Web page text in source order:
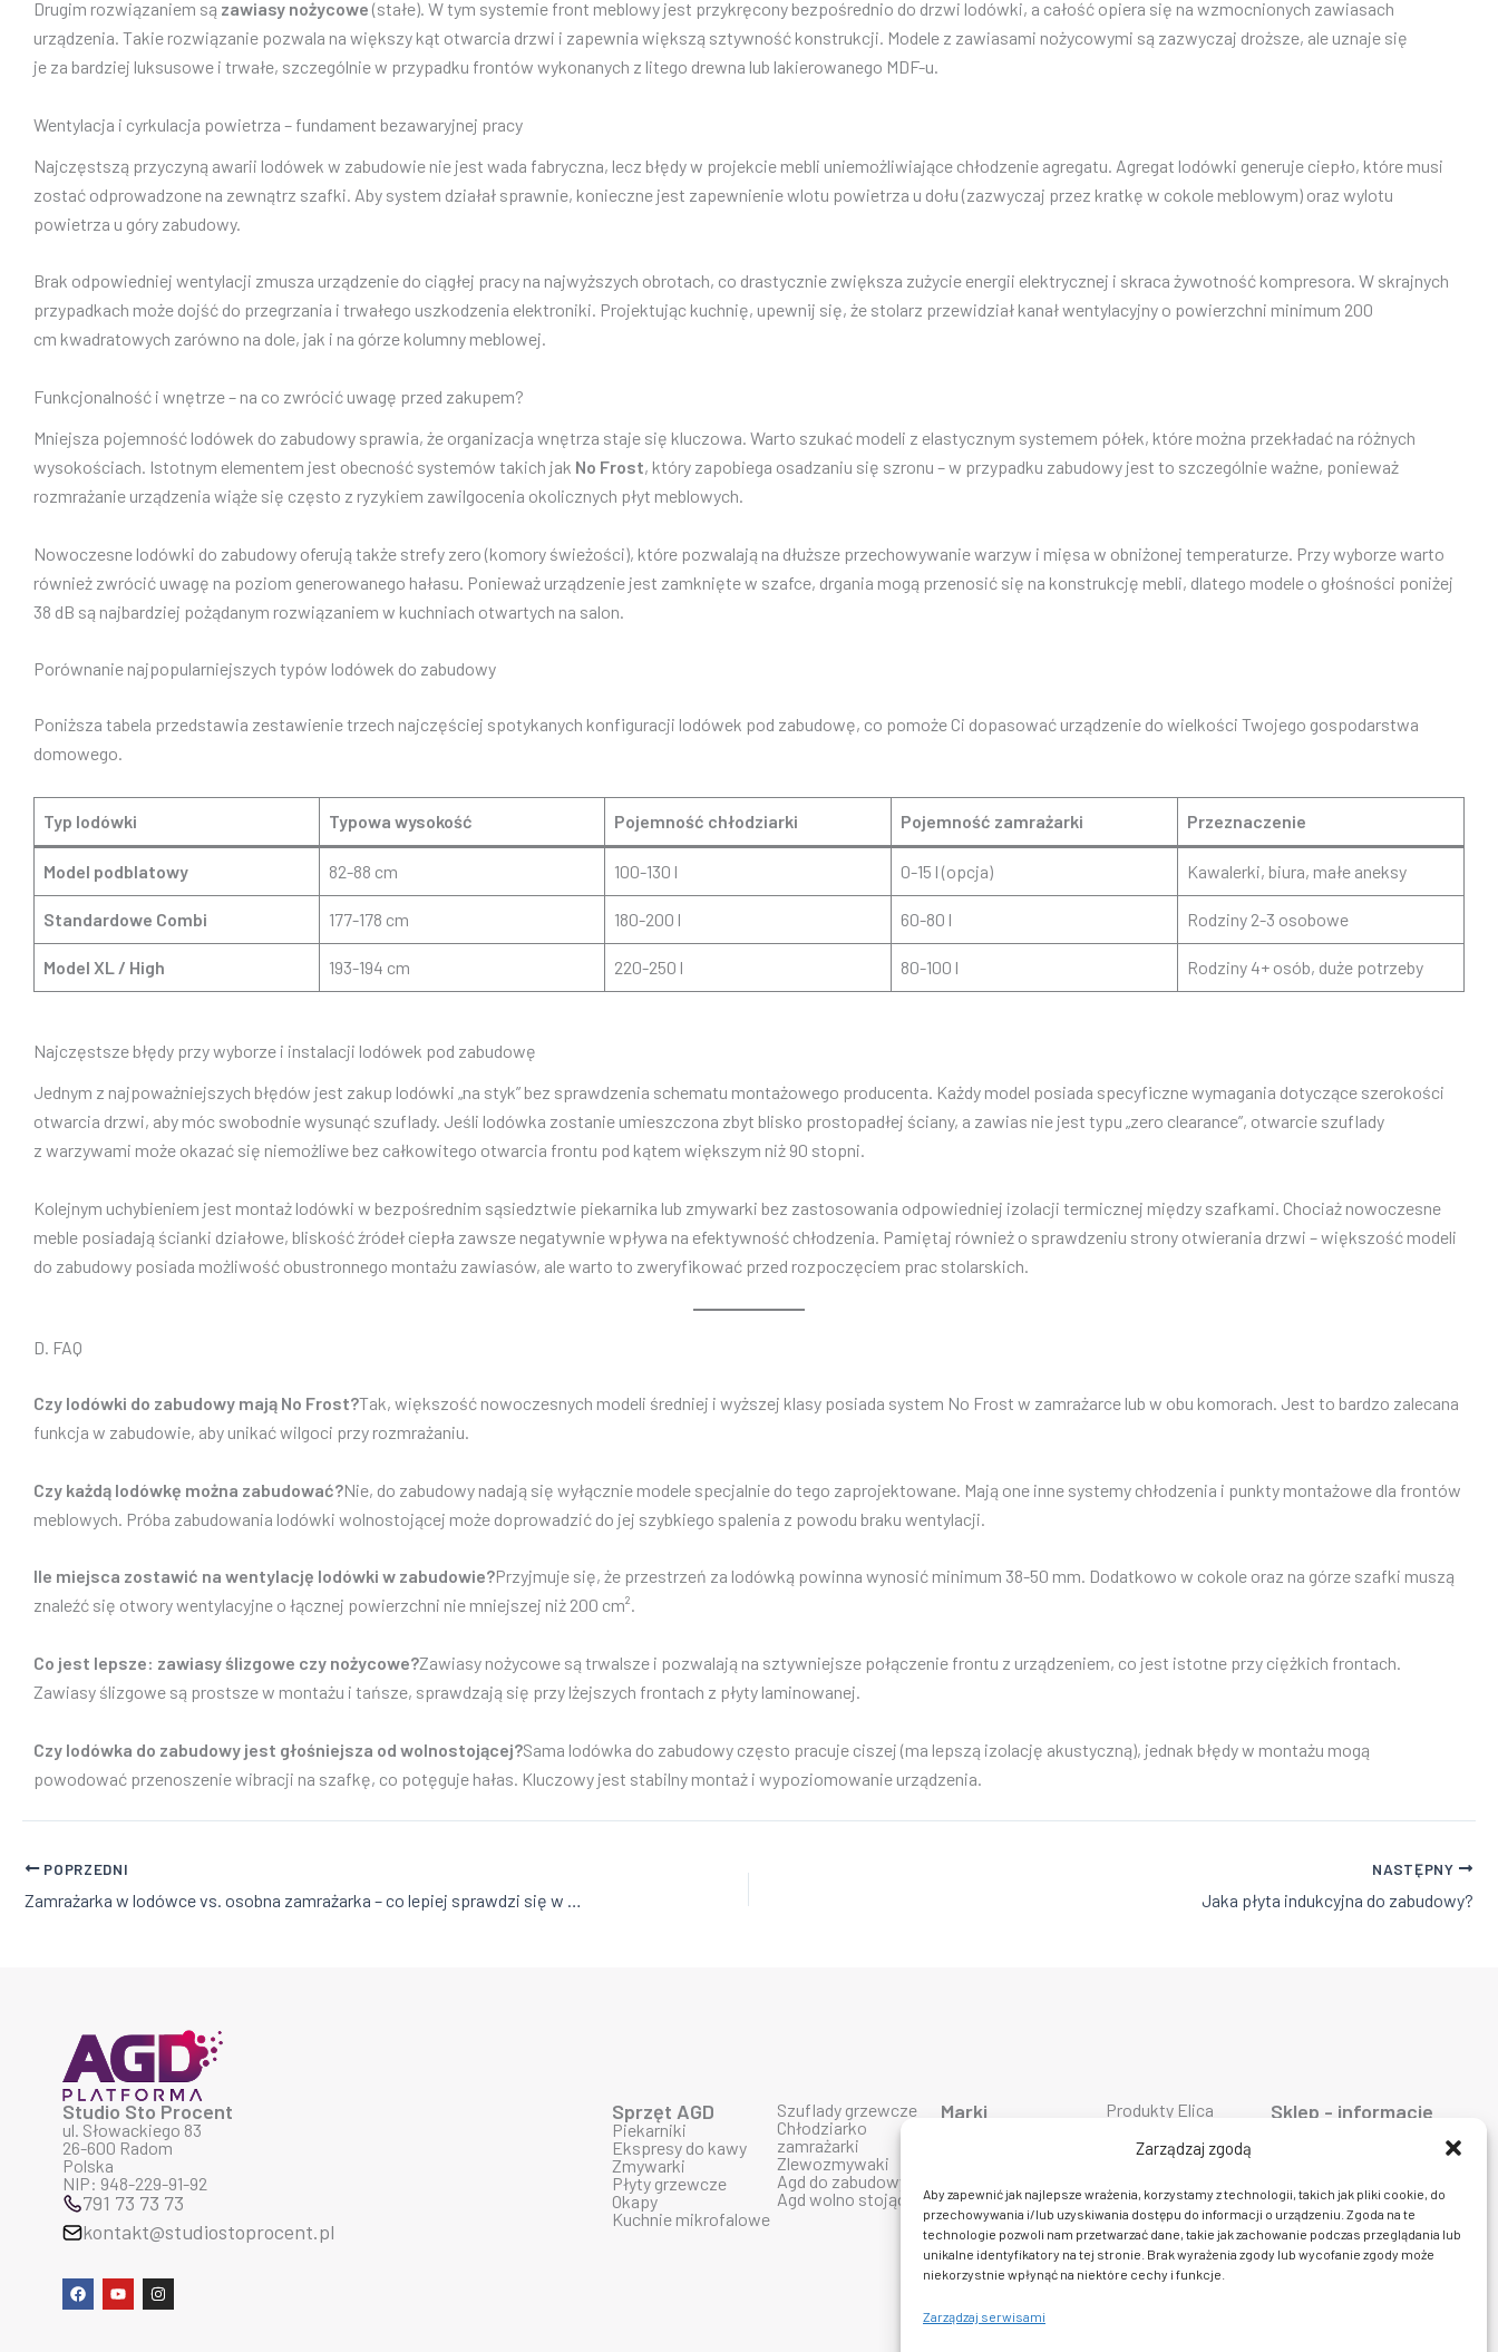
Zarządzaj zgodą
Aby zapewnić jak najlepsze wrażenia, korzystamy z technologii, takich jak pliki cookie, do
przechowywania i/lub uzyskiwania dostępu do informacji o urządzeniu. Zgoda na te
technologie pozwoli nam przetwarzać dane, takie jak zachowanie podczas przeglądania lub
unikalne identyfikatory na tej stronie. Brak wyrażenia zgody lub wycofanie zgody może
niekorzystnie wpłynąć na niektóre cechy i funkcje.
Zarządzaj serwisami
Drugim rozwiązaniem są zawiasy nożycowe (stałe). W tym systemie front meblowy jest przykręcony bezpośrednio do drzwi lodówki, a całość opiera się na wzmocnionych zawiasach
urządzenia. Takie rozwiązanie pozwala na większy kąt otwarcia drzwi i zapewnia większą sztywność konstrukcji. Modele z zawiasami nożycowymi są zazwyczaj droższe, ale uznaje się
je za bardziej luksusowe i trwałe, szczególnie w przypadku frontów wykonanych z litego drewna lub lakierowanego MDF-u.
Wentylacja i cyrkulacja powietrza – fundament bezawaryjnej pracy
Najczęstszą przyczyną awarii lodówek w zabudowie nie jest wada fabryczna, lecz błędy w projekcie mebli uniemożliwiające chłodzenie agregatu. Agregat lodówki generuje ciepło, które musi
zostać odprowadzone na zewnątrz szafki. Aby system działał sprawnie, konieczne jest zapewnienie wlotu powietrza u dołu (zazwyczaj przez kratkę w cokole meblowym) oraz wylotu
powietrza u góry zabudowy.
Brak odpowiedniej wentylacji zmusza urządzenie do ciągłej pracy na najwyższych obrotach, co drastycznie zwiększa zużycie energii elektrycznej i skraca żywotność kompresora. W skrajnych
przypadkach może dojść do przegrzania i trwałego uszkodzenia elektroniki. Projektując kuchnię, upewnij się, że stolarz przewidział kanał wentylacyjny o powierzchni minimum 200
cm kwadratowych zarówno na dole, jak i na górze kolumny meblowej.
Funkcjonalność i wnętrze – na co zwrócić uwagę przed zakupem?
Mniejsza pojemność lodówek do zabudowy sprawia, że organizacja wnętrza staje się kluczowa. Warto szukać modeli z elastycznym systemem półek, które można przekładać na różnych
wysokościach. Istotnym elementem jest obecność systemów takich jak No Frost, który zapobiega osadzaniu się szronu – w przypadku zabudowy jest to szczególnie ważne, ponieważ
rozmrażanie urządzenia wiąże się często z ryzykiem zawilgocenia okolicznych płyt meblowych.
Nowoczesne lodówki do zabudowy oferują także strefy zero (komory świeżości), które pozwalają na dłuższe przechowywanie warzyw i mięsa w obniżonej temperaturze. Przy wyborze warto
również zwrócić uwagę na poziom generowanego hałasu. Ponieważ urządzenie jest zamknięte w szafce, drgania mogą przenosić się na konstrukcję mebli, dlatego modele o głośności poniżej
38 dB są najbardziej pożądanym rozwiązaniem w kuchniach otwartych na salon.
Porównanie najpopularniejszych typów lodówek do zabudowy
Poniższa tabela przedstawia zestawienie trzech najczęściej spotykanych konfiguracji lodówek pod zabudowę, co pomoże Ci dopasować urządzenie do wielkości Twojego gospodarstwa
domowego.
Typ lodówki Typowa wysokość Pojemność chłodziarki Pojemność zamrażarki Przeznaczenie
Model podblatowy 82-88 cm 100-130 l 0-15 l (opcja) Kawalerki, biura, małe aneksy
Standardowe Combi 177-178 cm 180-200 l 60-80 l Rodziny 2-3 osobowe
Model XL / High 193-194 cm 220-250 l 80-100 l Rodziny 4+ osób, duże potrzeby
Najczęstsze błędy przy wyborze i instalacji lodówek pod zabudowę
Jednym z najpoważniejszych błędów jest zakup lodówki „na styk” bez sprawdzenia schematu montażowego producenta. Każdy model posiada specyficzne wymagania dotyczące szerokości
otwarcia drzwi, aby móc swobodnie wysunąć szuflady. Jeśli lodówka zostanie umieszczona zbyt blisko prostopadłej ściany, a zawias nie jest typu „zero clearance”, otwarcie szuflady
z warzywami może okazać się niemożliwe bez całkowitego otwarcia frontu pod kątem większym niż 90 stopni.
Kolejnym uchybieniem jest montaż lodówki w bezpośrednim sąsiedztwie piekarnika lub zmywarki bez zastosowania odpowiedniej izolacji termicznej między szafkami. Chociaż nowoczesne
meble posiadają ścianki działowe, bliskość źródeł ciepła zawsze negatywnie wpływa na efektywność chłodzenia. Pamiętaj również o sprawdzeniu strony otwierania drzwi – większość modeli
do zabudowy posiada możliwość obustronnego montażu zawiasów, ale warto to zweryfikować przed rozpoczęciem prac stolarskich.
D. FAQ
Czy lodówki do zabudowy mają No Frost?Tak, większość nowoczesnych modeli średniej i wyższej klasy posiada system No Frost w zamrażarce lub w obu komorach. Jest to bardzo zalecana
funkcja w zabudowie, aby unikać wilgoci przy rozmrażaniu.
Czy każdą lodówkę można zabudować?Nie, do zabudowy nadają się wyłącznie modele specjalnie do tego zaprojektowane. Mają one inne systemy chłodzenia i punkty montażowe dla frontów
meblowych. Próba zabudowania lodówki wolnostojącej może doprowadzić do jej szybkiego spalenia z powodu braku wentylacji.
Ile miejsca zostawić na wentylację lodówki w zabudowie?Przyjmuje się, że przestrzeń za lodówką powinna wynosić minimum 38-50 mm. Dodatkowo w cokole oraz na górze szafki muszą
znaleźć się otwory wentylacyjne o łącznej powierzchni nie mniejszej niż 200 cm².
Co jest lepsze: zawiasy ślizgowe czy nożycowe?Zawiasy nożycowe są trwalsze i pozwalają na sztywniejsze połączenie frontu z urządzeniem, co jest istotne przy ciężkich frontach.
Zawiasy ślizgowe są prostsze w montażu i tańsze, sprawdzają się przy lżejszych frontach z płyty laminowanej.
Czy lodówka do zabudowy jest głośniejsza od wolnostojącej?Sama lodówka do zabudowy często pracuje ciszej (ma lepszą izolację akustyczną), jednak błędy w montażu mogą
powodować przenoszenie wibracji na szafkę, co potęguje hałas. Kluczowy jest stabilny montaż i wypoziomowanie urządzenia.
POPRZEDNI
Zamrażarka w lodówce vs. osobna zamrażarka – co lepiej sprawdzi się w Twojej kuchni?
NASTĘPNY
Jaka płyta indukcyjna do zabudowy?
Studio Sto Procent
ul. Słowackiego 83
26-600 Radom
Polska
NIP: 948-229-91-92
791 73 73 73
kontakt@studiostoprocent.pl
F
a
c
Y
o
u
I
n
s
Sprzęt AGD
Piekarniki
Ekspresy do kawy
Zmywarki
Płyty grzewcze
Okapy
Kuchnie mikrofalowe
Szuflady grzewcze
Chłodziarko
zamrażarki
Zlewozmywaki
Agd do zabudowy
Agd wolno stojące
Marki
Produkty Bora
Produkty Ciarko
Produkty De Dietrich
Produkty Dunavox
Produkty insinkerator
Produkty Elica
Produkty Geggenau
Produkty Liebherr
Produkty Smeg
Produkty Wolf
Produkty Sub Zero
Produkty Fulgor
Sklep - informacje
Prawo do zwrotu
Polityka prywatności
Regulamin sklepu
Kontakt